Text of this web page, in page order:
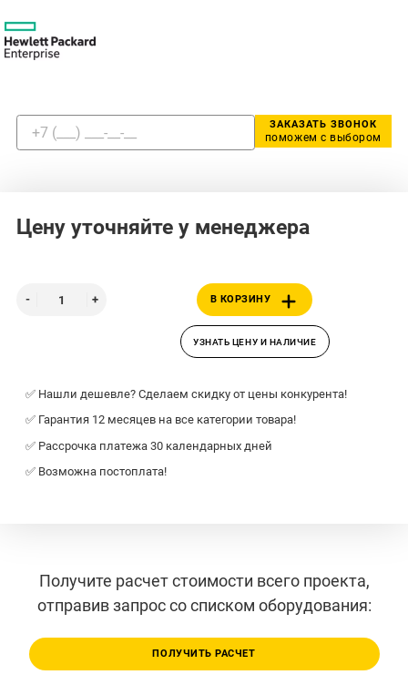
ЗАКАЗАТЬ ЗВОНОК
поможем с выбором
Цену уточняйте у менеджера
В КОРЗИНУ
УЗНАТЬ ЦЕНУ И НАЛИЧИЕ
✅ Нашли дешевле? Сделаем скидку от цены конкурента!
✅ Гарантия 12 месяцев на все категории товара!
✅ Рассрочка платежа 30 календарных дней
✅ Возможна постоплата!
Получите расчет стоимости всего проекта,
отправив запрос со списком оборудования:
ПОЛУЧИТЬ РАСЧЕТ